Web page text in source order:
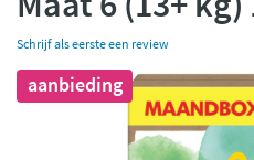
Schrijf als eerste een review
aanbieding